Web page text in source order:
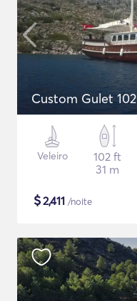
Custom Gulet 102
Veleiro
102 ft
31 m
$2,411 /noite